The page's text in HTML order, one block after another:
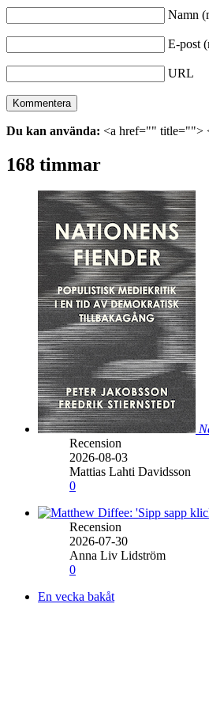
Namn
E-post
URL
Du kan använda: <a href="" title="">
168 timmar
Recension
2026-08-03
Mattias Lahti Davidsson
0
Recension
2026-07-30
Anna Liv Lidström
0
En vecka bakåt